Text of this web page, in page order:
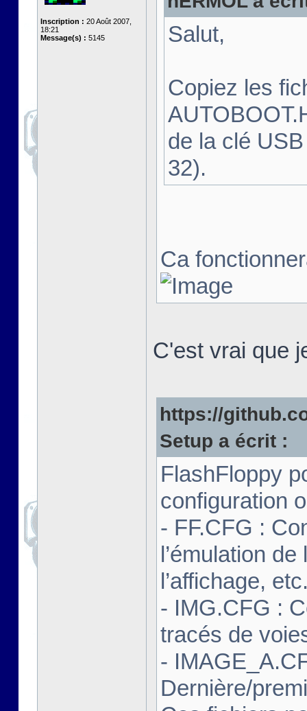
Inscription : 20 Août 2007,
18:21
Message(s) : 5145 Salut,
Copiez les
de la clé
32).
Ca
C'est vrai que
https://
Setup a écrit :
FlashFloppy
configuration
- FF.CFG :
l’émulation
l’affichage,
- IMG.CFG :
tracés de
-
Dernière/